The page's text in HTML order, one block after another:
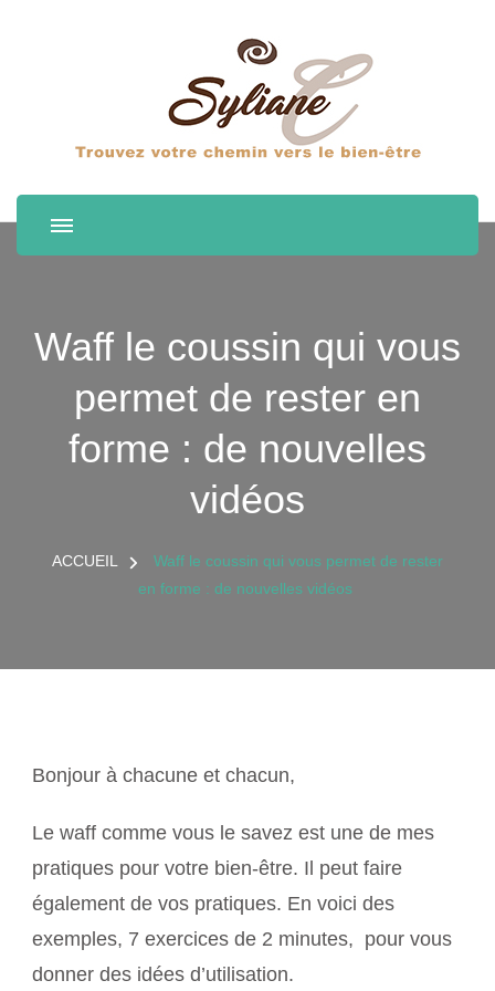
Waff le coussin qui vous
permet de rester en
forme : de nouvelles
vidéos
ACCUEIL
Waff le coussin qui vous permet de rester
en forme : de nouvelles vidéos
Bonjour à chacune et chacun,
Le waff comme vous le savez est une de mes
pratiques pour votre bien-être. Il peut faire
également de vos pratiques. En voici des
exemples, 7 exercices de 2 minutes, pour vous
donner des idées d’utilisation.